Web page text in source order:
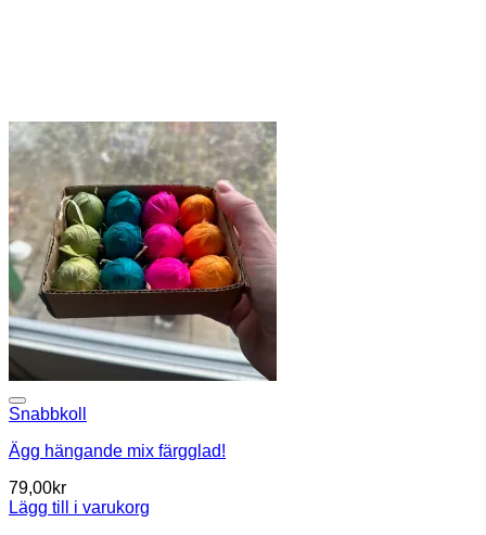
Snabbkoll
Ägg hängande mix färgglad!
79,00kr
Lägg till i varukorg